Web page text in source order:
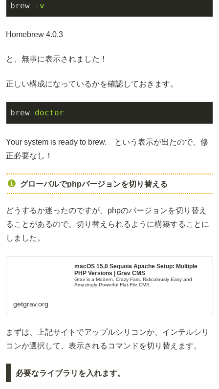
brew -v
Homebrew 4.0.3
と、無事に表示されました！
正しい構成になっているかを確認しておきます。
brew doctor
Your system is ready to brew. という表示が出たので、修
正必要なし！
グローバルでphpバージョンを切り替える
どうするか迷ったのですが、phpのバージョンを切り替え
ることがあるので、切り替えられるように構築することに
しました。
macOS 15.0 Sequoia Apache Setup: Multiple
PHP Versions | Grav CMS
Grav is a Modern, Crazy Fast, Ridiculously Easy and
Amazingly Powerful Flat-File CMS.
getgrav.org
まずは、上記サイトでアップルシリコンか、インテルシリ
コンか選択して、表示されるコマンドを切り替えます。
必要なライブラリを入れます。